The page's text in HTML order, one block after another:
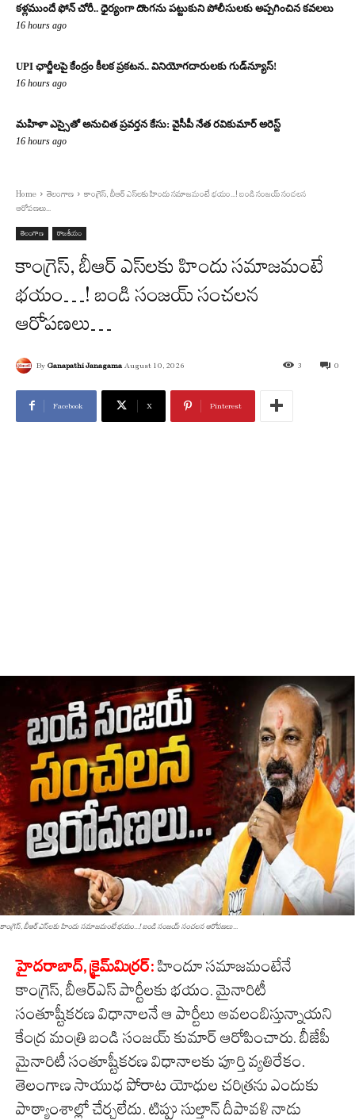
కళ్లముందే ఫోన్ చోరీ.. ధైర్యంగా దొంగను పట్టుకుని పోలీసులకు అప్పగించిన కవలలు
16 hours ago
UPI ఛార్జీలపై కేంద్రం కీలక ప్రకటన.. వినియోగదారులకు గుడ్‌న్యూస్!
16 hours ago
మహిళా ఎస్సైతో అనుచిత ప్రవర్తన కేసు: వైసీపీ నేత రవికుమార్ అరెస్ట్
16 hours ago